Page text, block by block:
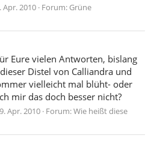
Apr. 2010 Forum: Grüne
Eure vielen Antworten, bislang
Distel von Calliandra und
vielleicht mal blüht- oder
mir das doch besser nicht?
Apr. 2010 Forum:Wie heißt diese